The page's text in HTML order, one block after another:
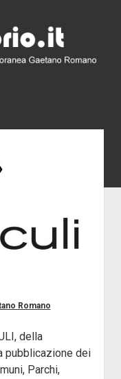
Romano
della
pubblicazione dei
Parchi,